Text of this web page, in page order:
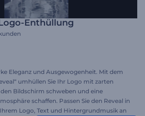
Enthüllung
Eleganz und Ausgewogenheit. Mit dem
umhüllen Sie Ihr Logo mit zarten
Bildschirm schweben und eine
schaffen. Passen Sie den Reveal in
Logo, Text und Hintergrundmusik an